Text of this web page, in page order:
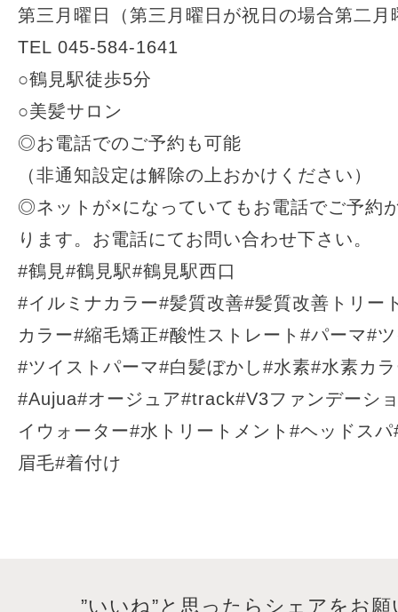
第三月曜日（第三月曜日が祝日の場合第二月
TEL 045-584-1641
○鶴見駅徒歩5分
○美髪サロン
◎お電話でのご予約も可能
（非通知設定は解除の上おかけください）
◎ネットが×になっていてもお電話でご予約
ります。お電話にてお問い合わせ下さい。
#鶴見#鶴見駅#鶴見駅西口
#イルミナカラー#髪質改善#髪質改善トリー
カラー#縮毛矯正#酸性ストレート#パーマ#
#ツイストパーマ#白髪ぼかし#水素#水素カ
#Aujua#オージュア#track#V3ファンデーシ
イウォーター#水トリートメント#ヘッドス
眉毛#着付け
”いいね”と思ったらシェアをお